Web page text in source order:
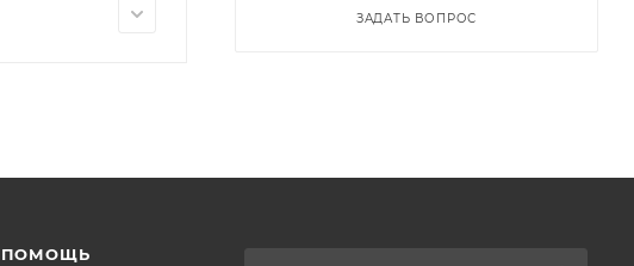
ЗАДАТЬ ВОПРОС
ПОМОЩЬ